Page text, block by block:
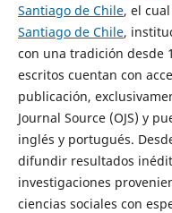
Santiago de Chile, el
Santiago de Chile,
con una tradición desde
escritos cuentan con
publicación,
Journal Source (OJS) y
inglés y portugués.
difundir resultados
investigaciones
ciencias sociales con